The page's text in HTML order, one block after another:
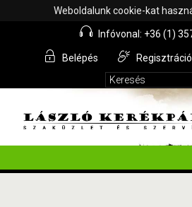
Weboldalunk cookie-kat
Infóvonal: +36 (1)
Belépés Regisztráció